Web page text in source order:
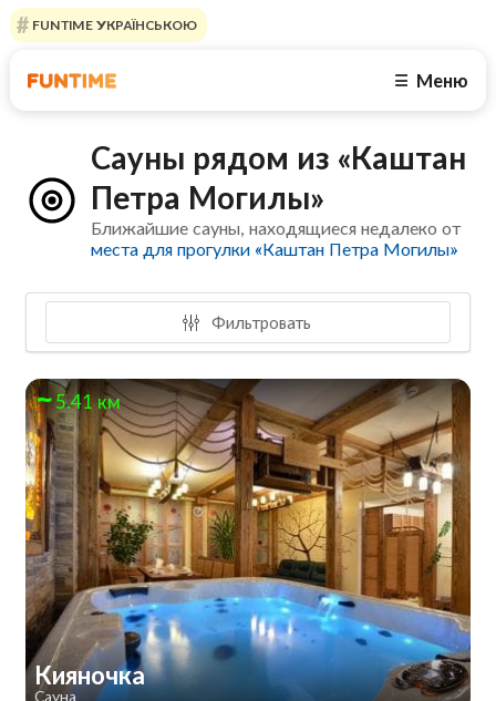
FUNTIME УКРАЇНСЬКОЮ
☰ Меню
Сауны рядом из «Каштан
Петра Могилы»
Ближайшие сауны, находящиеся недалеко от
места для прогулки «Каштан Петра Могилы»
Фильтровать
5.41 км
Кияночка
Сауна